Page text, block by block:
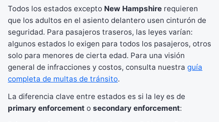
Todos los estados excepto New Hampshire requieren
que los adultos en el asiento delantero usen cinturón de
seguridad. Para pasajeros traseros, las leyes varían:
algunos estados lo exigen para todos los pasajeros, otros
solo para menores de cierta edad. Para una visión
general de infracciones y costos, consulta nuestra guía
completa de multas de tránsito.
La diferencia clave entre estados es si la ley es de
primary enforcement o secondary enforcement: